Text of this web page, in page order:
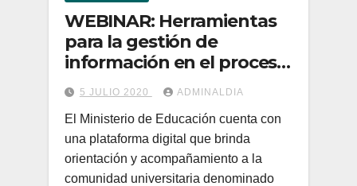
WEBINAR: Herramientas
para la gestión de
información en el proceso
de la investigación
científica
5 JULIO 2020 ADMINALDIA
El Ministerio de Educación cuenta con
una plataforma digital que brinda
orientación y acompañamiento a la
comunidad universitaria denominado